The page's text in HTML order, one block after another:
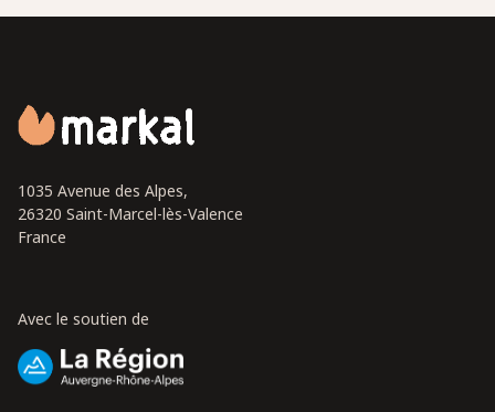
1035 Avenue des Alpes,
26320 Saint-Marcel-lès-Valence
France
Avec le soutien de